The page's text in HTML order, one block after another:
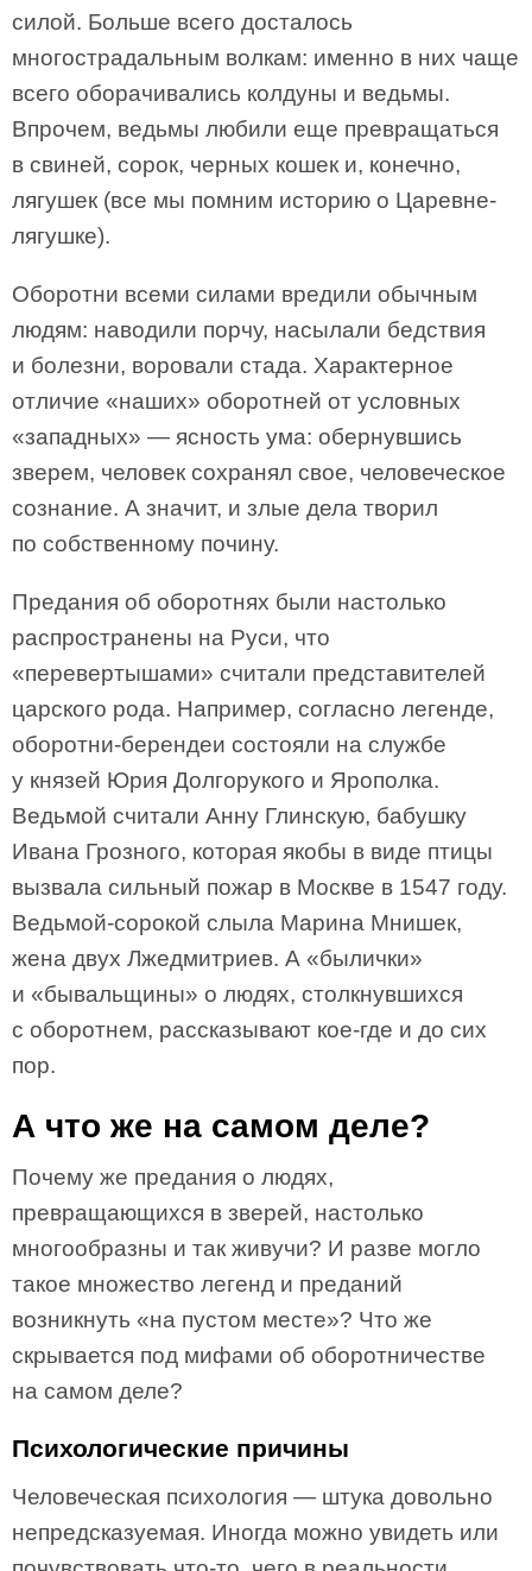
силой. Больше всего досталось
многострадальным волкам: именно в них чаще
всего оборачивались колдуны и ведьмы.
Впрочем, ведьмы любили еще превращаться
в свиней, сорок, черных кошек и, конечно,
лягушек (все мы помним историю о Царевне-
лягушке).
Оборотни всеми силами вредили обычным
людям: наводили порчу, насылали бедствия
и болезни, воровали стада. Характерное
отличие «наших» оборотней от условных
«западных» — ясность ума: обернувшись
зверем, человек сохранял свое, человеческое
сознание. А значит, и злые дела творил
по собственному почину.
Предания об оборотнях были настолько
распространены на Руси, что
«перевертышами» считали представителей
царского рода. Например, согласно легенде,
оборотни-берендеи состояли на службе
у князей Юрия Долгорукого и Ярополка.
Ведьмой считали Анну Глинскую, бабушку
Ивана Грозного, которая якобы в виде птицы
вызвала сильный пожар в Москве в 1547 году.
Ведьмой-сорокой слыла Марина Мнишек,
жена двух Лжедмитриев. А «былички»
и «бывальщины» о людях, столкнувшихся
с оборотнем, рассказывают кое-где и до сих
пор.
А что же на самом деле?
Почему же предания о людях,
превращающихся в зверей, настолько
многообразны и так живучи? И разве могло
такое множество легенд и преданий
возникнуть «на пустом месте»? Что же
скрывается под мифами об оборотничестве
на самом деле?
Психологические причины
Человеческая психология — штука довольно
непредсказуемая. Иногда можно увидеть или